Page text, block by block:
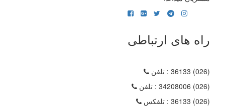
راه های ارتباطی
(026) 36133
: تلفن
(026) 34208006
: تلفن
(026) 36133
: تلفکس